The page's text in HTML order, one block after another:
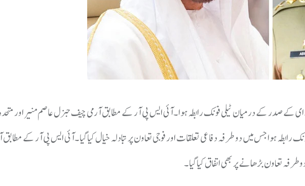
کے صدر کے درمیان ٹیلی فونک رابطہ ہوا ۔آئی ایس پی آر کے مطابق آرمی چیف جنرل عاصم منیر اور
رابطہ ہوا جس میں دو طرفہ دفاعی تعلقات اور فوجی تعاون پر تبادلہ خیال کیاگیا ۔آئی ایس پی آر کے
تعاون بڑھانے پر بھی اتفاق کیاگیا ۔